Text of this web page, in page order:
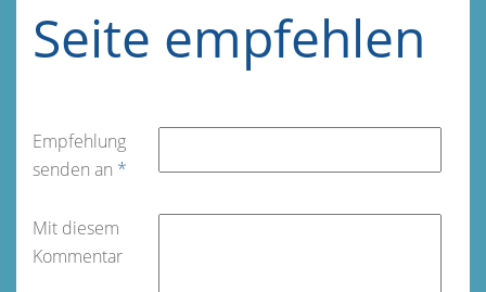
Seite empfehlen
Empfehlung
senden an *
Mit diesem
Kommentar